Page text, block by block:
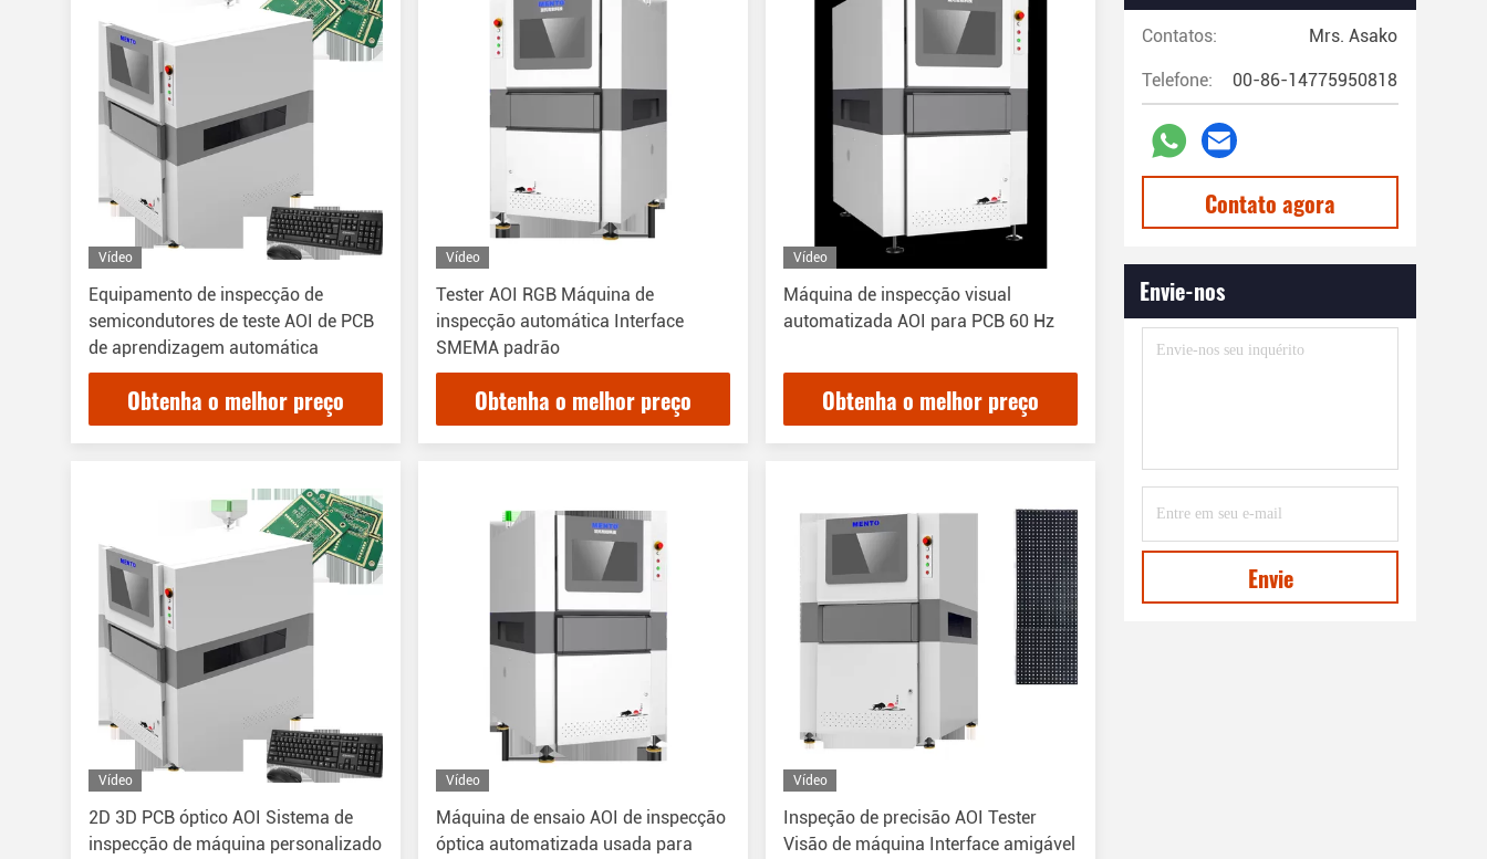
Vídeo
Equipamento de inspecção de
semicondutores de teste AOI de PCB
de aprendizagem automática
Obtenha o melhor preço
Vídeo
Tester AOI RGB Máquina de
inspecção automática Interface
SMEMA padrão
Obtenha o melhor preço
Vídeo
Máquina de inspecção visual
automatizada AOI para PCB 60 Hz
Obtenha o melhor preço
Vídeo
2D 3D PCB óptico AOI Sistema de
inspecção de máquina personalizado
Vídeo
Máquina de ensaio AOI de inspecção
óptica automatizada usada para
Vídeo
Inspeção de precisão AOI Tester
Visão de máquina Interface amigável
Contatos: Mrs. Asako
Telefone: 00-86-14775950818
Contato agora
Envie-nos
Envie